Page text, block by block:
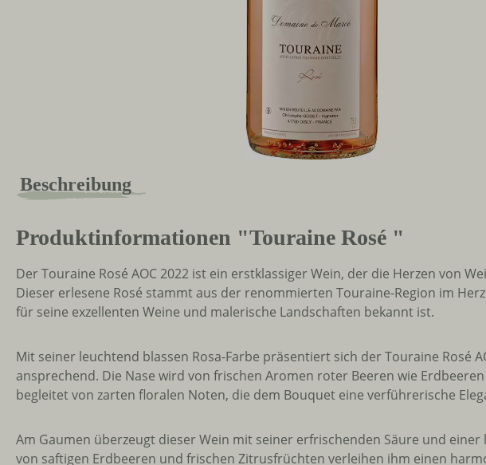
Beschreibung
Produktinformationen "Touraine Rosé "
Der Touraine Rosé AOC 2022 ist ein erstklassiger Wein, der die Herzen von
Dieser erlesene Rosé stammt aus der renommierten Touraine-Region im
für seine exzellenten Weine und malerische Landschaften bekannt ist.
Mit seiner leuchtend blassen Rosa-Farbe präsentiert sich der Touraine Rosé
ansprechend. Die Nase wird von frischen Aromen roter Beeren wie
begleitet von zarten floralen Noten, die dem Bouquet eine verführerische
Am Gaumen überzeugt dieser Wein mit seiner erfrischenden Säure und
von saftigen Erdbeeren und frischen Zitrusfrüchten verleihen ihm einen